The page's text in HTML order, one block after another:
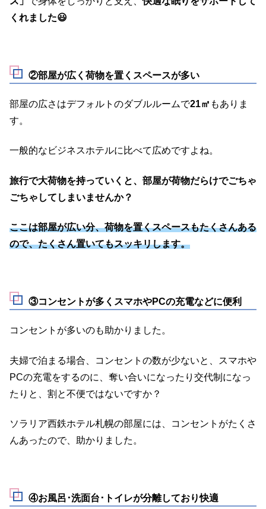
くれました😃
②部屋が広く荷物を置くスペースが多い
部屋の広さはデフォルトのダブルルームで21㎡ もありま
す。
一般的なビジネスホテルに比べて広めですよね。
旅行で大荷物を持っていくと、部屋が荷物だらけでごちゃ
ごちゃしてしまいませんか？
ここは部屋が広い分、荷物を置くスペースもたくさんある
ので、たくさん置いてもスッキリします。
③コンセントが多くスマホやPCの充電などに便利
コンセントが多いのも助かりました。
夫婦で泊まる場合、コンセントの数が少ないと、スマホや
PCの充電をするのに、奪い合いになったり交代制になっ
たりと、割と不便ではないですか？
ソラリア西鉄ホテル札幌の部屋には、コンセントがたくさ
んあったので、助かりました。
④お風呂･洗面台･トイレが分離しており快適